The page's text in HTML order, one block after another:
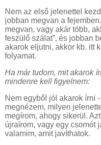
Nem az első jelenettel
jobban megvan a
megvan, vagy akár több,
feszülő szálat”, és jobban
akarok eljutni, akkor kb. itt
folyamat.
Ha már tudom, mit akarok
mindenre kell figyelnem:
Nem egyből jól akarok írni
megnézem, milyen
megírom, ahogy sikerül.
újraírom, vagy egy csomót
valamim, amit javíthatok.